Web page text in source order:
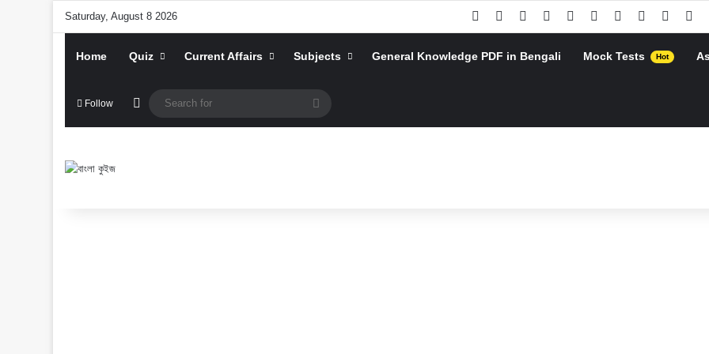
Saturday, August 8 2026 Facebook PinterestYouTubeInstagramGoogle Play
TelegramWhatsApp
RSS
Home Quiz Current Affairs Subjects General Knowledge PDF in Bengali Mock Tests Hot
Follow Random Article Search
for